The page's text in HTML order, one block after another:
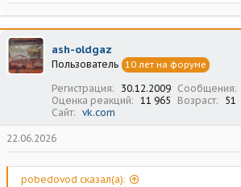
а
к
ц
и
и
ash-oldgaz
Пользователь 10 лет на форуме
Регистрация 30.12.2009 Сообщения
Оценка реакций
11 965 Возраст 51
Сайт
vk.com
22.06.2026
pobedovod сказал(а):